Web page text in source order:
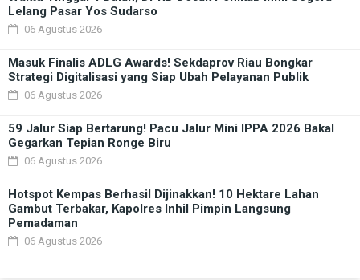
Lelang Pasar Yos Sudarso
06 Agustus 2026
Masuk Finalis ADLG Awards! Sekdaprov Riau Bongkar
Strategi Digitalisasi yang Siap Ubah Pelayanan Publik
06 Agustus 2026
59 Jalur Siap Bertarung! Pacu Jalur Mini IPPA 2026 Bakal
Gegarkan Tepian Ronge Biru
06 Agustus 2026
Hotspot Kempas Berhasil Dijinakkan! 10 Hektare Lahan
Gambut Terbakar, Kapolres Inhil Pimpin Langsung
Pemadaman
06 Agustus 2026